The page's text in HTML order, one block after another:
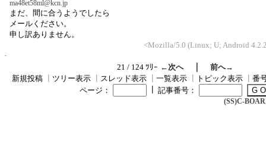
ma48et58ml@kcn.jp
まだ、間に合うようでしたら
メールください。
申し訳ありません。
<Mozilla/5.0 (Linux; U; Android
21 / 124 ﾂﾘｰ ←次へ｜ 前へ→
新規投稿
ツリー表示 スレッド表示 一覧表示 トピック表示
番
ページ：
記事番号：
(SS)C-